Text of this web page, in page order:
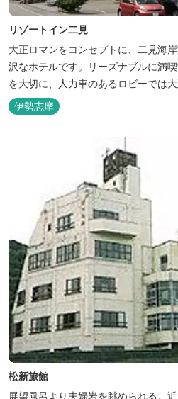
リゾートイン二見
大正ロマンをコンセプトに、二見海
沢なホテルです。リーズナブルに満
を大切に、人力車のあるロビーでは
て、抜群の眺めが自慢の露天風呂｢七
つのお風呂のうち、五つをご宿泊者
伊勢志摩
松新旅館
展望風呂より夫婦岩を眺められる。